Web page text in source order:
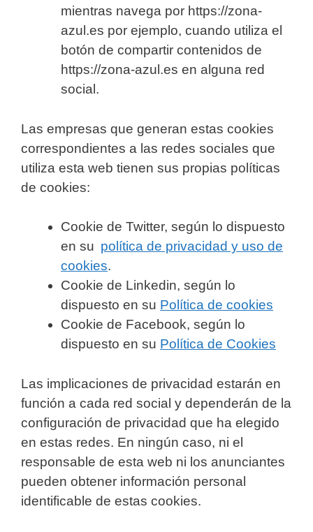
mientras navega por https://zona-
azul.es por ejemplo, cuando utiliza el
botón de compartir contenidos de
https://zona-azul.es en alguna red
social.
Las empresas que generan estas cookies
correspondientes a las redes sociales que
utiliza esta web tienen sus propias políticas
de cookies:
Cookie de Twitter, según lo dispuesto
en su política de privacidad y uso de
cookies.
Cookie de Linkedin, según lo
dispuesto en su Política de cookies
Cookie de Facebook, según lo
dispuesto en su Política de Cookies
Las implicaciones de privacidad estarán en
función a cada red social y dependerán de la
configuración de privacidad que ha elegido
en estas redes. En ningún caso, ni el
responsable de esta web ni los anunciantes
pueden obtener información personal
identificable de estas cookies.